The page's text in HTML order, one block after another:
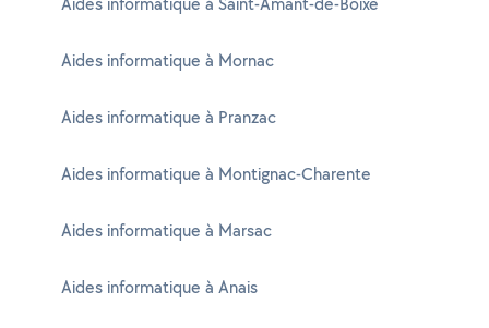
Aides informatique à Mornac
Aides informatique à Pranzac
Aides informatique à Montignac-Charente
Aides informatique à Marsac
Aides informatique à Anais